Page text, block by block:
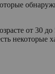
от 30
некоторые